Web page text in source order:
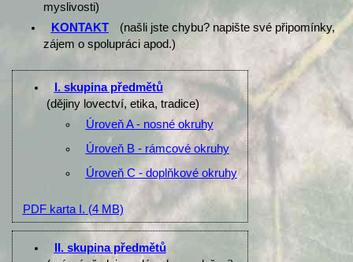
myslivosti)
KONTAKT
(našli jste chybu? napište své připomínky,
zájem o spolupráci apod.)
I. skupina předmětů
(dějiny lovectví, etika, tradice)
Úroveň A - nosné okruhy
Úroveň B - rámcové okruhy
Úroveň C - doplňkové okruhy
PDF karta I. (4 MB)
II. skupina předmětů